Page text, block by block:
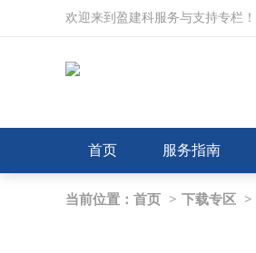
欢迎来到盈建科服务与支持专栏！
首页 服务指南
当前位置： 首页 > 下载专区 >